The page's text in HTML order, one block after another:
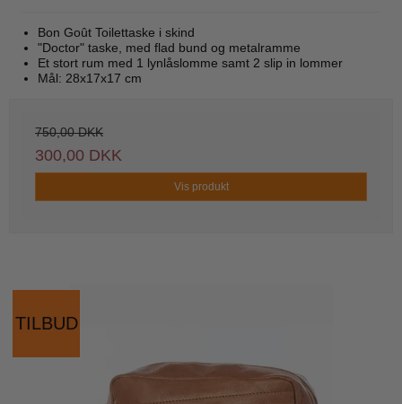
Bon Goût Toilettaske i skind
"Doctor" taske, med flad bund og metalramme
Et stort rum med 1 lynlåslomme samt 2 slip in lommer
Mål: 28x17x17 cm
750,00 DKK
300,00 DKK
Vis produkt
TILBUD